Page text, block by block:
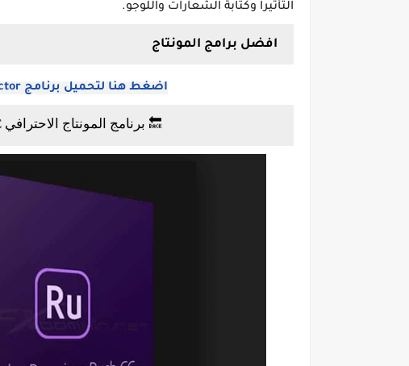
التأثيرا وكتابة الشعارات واللوجو.
افضل برامج المونتاج
اضغط هنا لتحميل برنامج Cyberlink PowerDirector مجانا
🔙 برنامج المونتاج الاحترافي Adobe Premiere Pro CC ::